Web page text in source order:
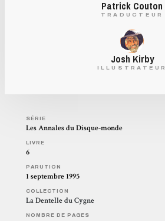
Patrick Couton
TRADUCTEUR
Josh Kirby
ILLUSTRATEUR
SÉRIE
Les Annales du Disque-monde
LIVRE
6
PARUTION
1 septembre 1995
COLLECTION
La Dentelle du Cygne
NOMBRE DE PAGES